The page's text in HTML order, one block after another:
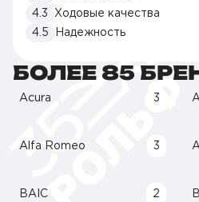
4.3
Ходовые качества
4.5
Надежность
БОЛЕЕ 85
Acura 3
Alfa Romeo 3
BAIC 2